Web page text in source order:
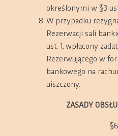
określonymi w §3
W przypadku
Rezerwacji sali
ust. 1, wpłacony
Rezerwującego w
bankowego na
uiszczony.
ZASADY
§6